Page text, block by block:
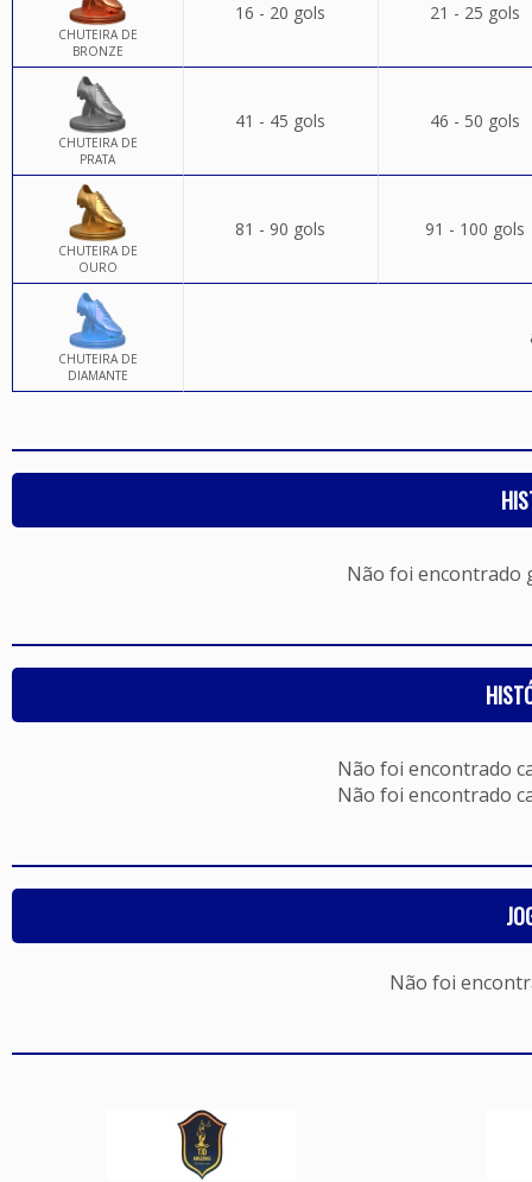
CHUTEIRA DE
BRONZE
16 - 20 gols 21 - 25 gols
CHUTEIRA DE
PRATA
41 - 45 gols 46 - 50 gols
CHUTEIRA DE
OURO
81 - 90 gols 91 - 100 gols
CHUTEIRA DE
DIAMANTE
Não foi encontrado
Não foi encontrado
Não foi encontrado
Não foi